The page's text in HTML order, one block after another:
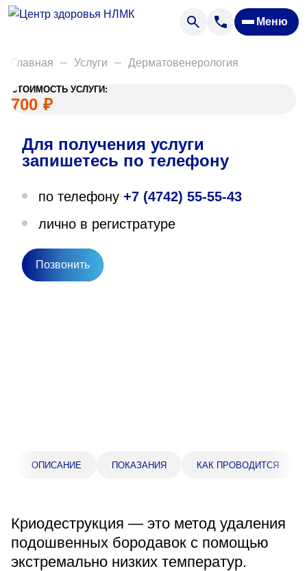
Меню
Анализы
Акции
Пациентам
Вакансии
О нас
Направления деятельности
Адрес
Суббота 08:00–16:00
Регистратура
+7 (4742) 55-55-43
Главная Услуги Дерматовенерология
ОПИСАНИЕ ПОКАЗАНИЯ КАК ПРОВОДИТСЯ
Криодеструкция — это метод удаления
подошвенных бородавок с помощью
экстремально низких температур.
СТОИМОСТЬ УСЛУГИ:
700 ₽
Для получения услуги
запишетесь по телефону
по телефону +7 (4742) 55-55-43
лично в регистратуре
Позвонить